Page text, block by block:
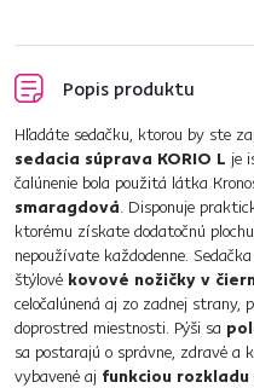
Popis produktu
Hľadáte sedačku, ktorou by ste
sedacia súprava KORIO L je
čalúnenie bola použitá látka
smaragdová. Disponuje
ktorému získate dodatočnú
nepoužívate každodenne.
štýlové kovové nožičky v
celočalúnená aj zo zadnej strany,
doprostred miestnosti. Pýši sa
sa postarajú o správne, zdravé a
vybavené aj funkciou rozkladu